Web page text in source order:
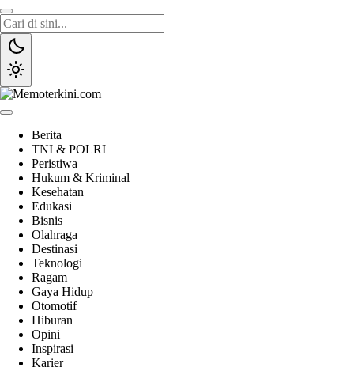
Lewati
ke
konten
Berita
TNI & POLRI
Peristiwa
Hukum & Kriminal
Kesehatan
Edukasi
Bisnis
Olahraga
Destinasi
Teknologi
Ragam
Gaya Hidup
Otomotif
Hiburan
Opini
Inspirasi
Karier